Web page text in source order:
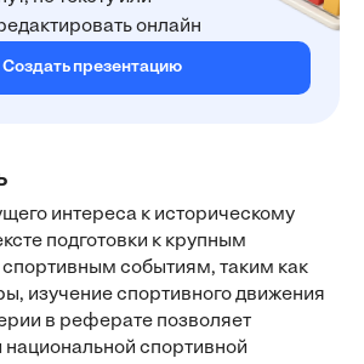
онлайн
Создать презентацию
интереса к историческому
подготовки к крупным
событиям, таким как
изучение спортивного движения
в реферате позволяет
спортивной